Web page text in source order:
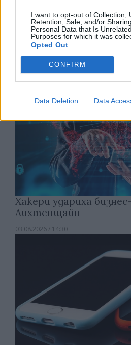
I want to opt-out of Collection,
Retention, Sale, and/or
Personal Data that Is
Purposes for which it was
Opted Out
CONFIRM
Data Deletion Data
Китай си построи
Санторини
03.08.2026 / 18:36
Хакери удариха
Лихтенщайн
03.08.2026 / 14:30